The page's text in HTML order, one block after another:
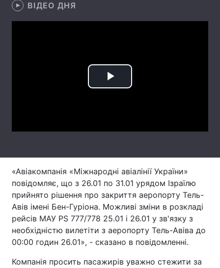
Відео з Youtube
Тема оформлення
ВІДЕО ДНЯ
Play
«Авіакомпанія «Міжнародні авіалінії України»
повідомляє, що з 26.01 по 31.01 урядом Ізраїлю
прийнято рішення про закриття аеропорту Тель-
Авів імені Бен-Гуріона. Можливі зміни в розкладі
рейсів МАУ PS 777/778 25.01 і 26.01 у зв'язку з
необхідністю вилетіти з аеропорту Тель-Авіва до
00:00 годин 26.01», - сказано в повідомленні.
Компанія просить пасажирів уважно стежити за